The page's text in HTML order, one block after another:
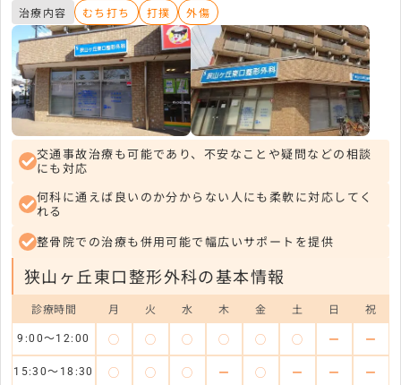
治療内容 むち打ち 打撲 外傷
交通事故治療も可能であり、不安なことや疑問などの相談
にも対応
何科に通えば良いのか分からない人にも柔軟に対応してく
れる
整骨院での治療も併用可能で幅広いサポートを提供
狭山ヶ丘東口整形外科の基本情報
診療時間 月 火 水 木 金 土 日 祝
9:00～12:00 ◯ ◯ ◯ ◯ ◯ ◯ ー ー
15:30～18:30 ◯ ◯ ◯ ー ◯ ー ー ー